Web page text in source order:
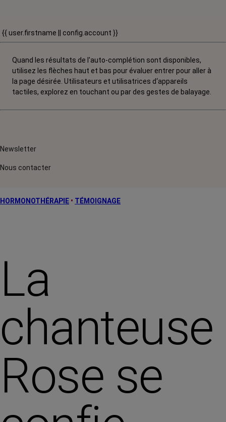
{{ user.firstname || config.account }}
Quand les résultats de l'auto-complétion sont disponibles,
utilisez les flèches haut et bas pour évaluer entrer pour aller à
la page désirée. Utilisateurs et utilisatrices d‘appareils
tactiles, explorez en touchant ou par des gestes de balayage.
Newsletter
Nous contacter
HORMONOTHÉRAPIE • TÉMOIGNAGE
La
chanteuse
Rose se